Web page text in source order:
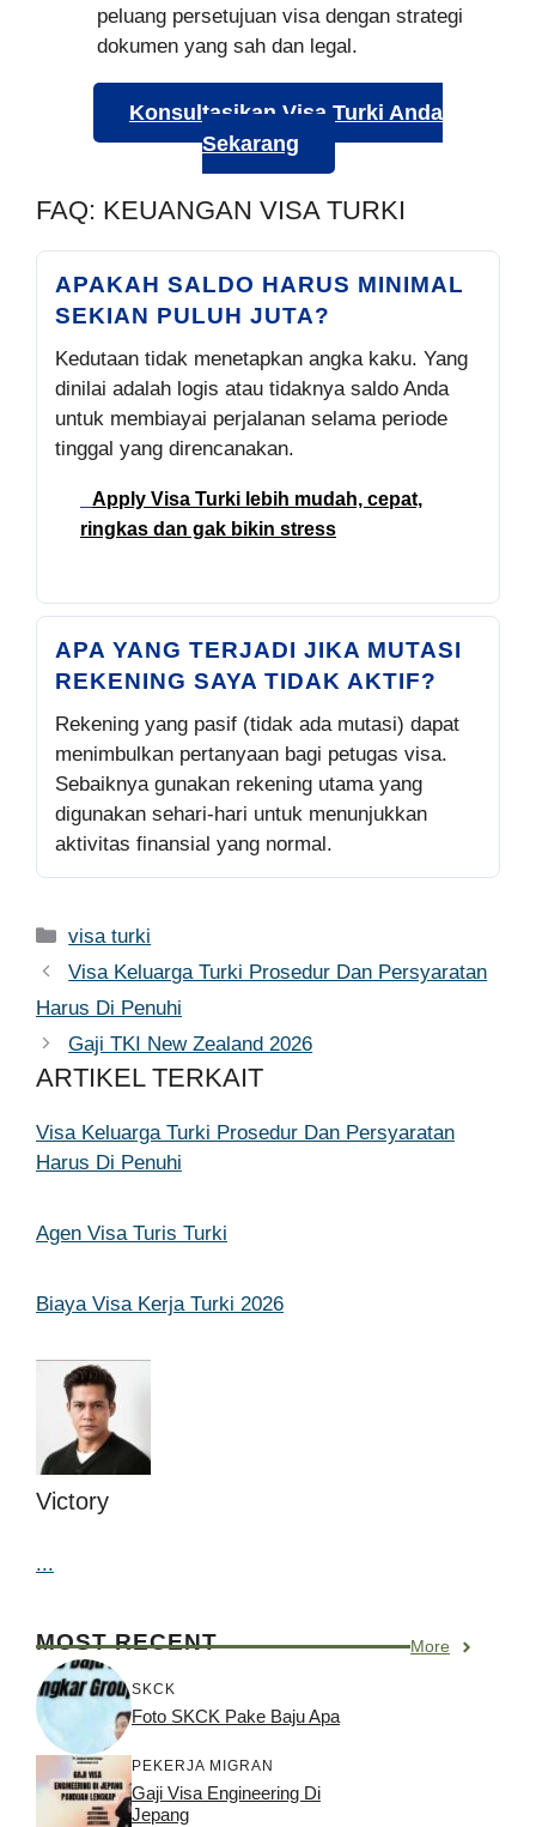
peluang persetujuan visa dengan strategi
dokumen yang sah dan legal.
Konsultasikan Visa Turki Anda
Sekarang
FAQ: KEUANGAN VISA TURKI
APAKAH SALDO HARUS MINIMAL
SEKIAN PULUH JUTA?
Kedutaan tidak menetapkan angka kaku. Yang
dinilai adalah logis atau tidaknya saldo Anda
untuk membiayai perjalanan selama periode
tinggal yang direncanakan.
Apply Visa Turki lebih mudah, cepat,
ringkas dan gak bikin stress
APA YANG TERJADI JIKA MUTASI
REKENING SAYA TIDAK AKTIF?
Rekening yang pasif (tidak ada mutasi) dapat
menimbulkan pertanyaan bagi petugas visa.
Sebaiknya gunakan rekening utama yang
digunakan sehari-hari untuk menunjukkan
aktivitas finansial yang normal.
Kategori
visa turki
Visa Keluarga Turki Prosedur Dan Persyaratan
Harus Di Penuhi
Gaji TKI New Zealand 2026
ARTIKEL TERKAIT
Visa Keluarga Turki Prosedur Dan Persyaratan
Harus Di Penuhi
Agen Visa Turis Turki
Biaya Visa Kerja Turki 2026
Victory
...
MOST RECENT More
SKCK
Foto SKCK Pake Baju Apa
PEKERJA MIGRAN
Gaji Visa Engineering Di
Jepang